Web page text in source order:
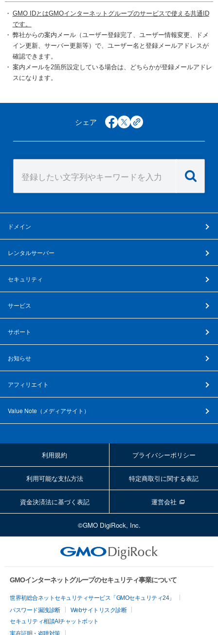
GMO IDとはGMOインターネットグループのサービスで使える共通ID
です。
弊社からの案内メール（ユーザー登録完了、ユーザー情報変更、ドメ
イン更新、サーバー更新等）で、ユーザー名と登録メールアドレスが
確認できます。
案内メールを2箇所設定している場合は、どちらかが登録メールアドレ
スになります。
シェア facebook
x copy
ドメイン
レンタルサーバー
セキュリティ
サービス
サポート
お知らせ
アフィリエイト
Value Note（ メディアサイト ）
利用規約 プライバシーポリシー
利用可能な支払方法 特定商取引に関する表記
資金決済法に基づく表記 運営会社
©GMO DigiRock, Inc.
GMOインターネットグループのセキュリティ事業について
世界初総合ネットセキュリティサービス「GMOセキュリティ24」
パスワード漏洩診断
Webサイトリスク診断
セキュリティ相談AIチャットボット
実在証明・盗聴対策